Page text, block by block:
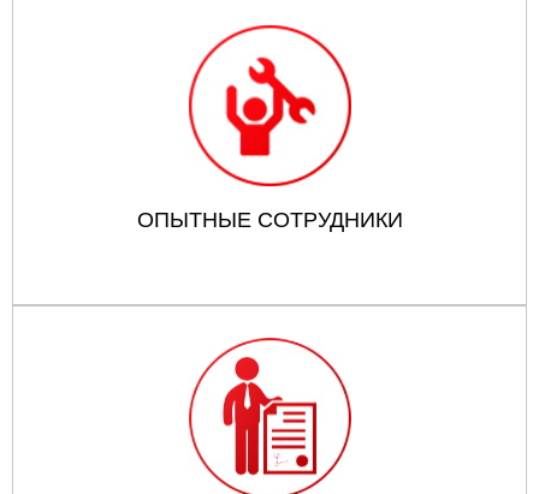
ОПЫТНЫЕ СОТРУДНИКИ